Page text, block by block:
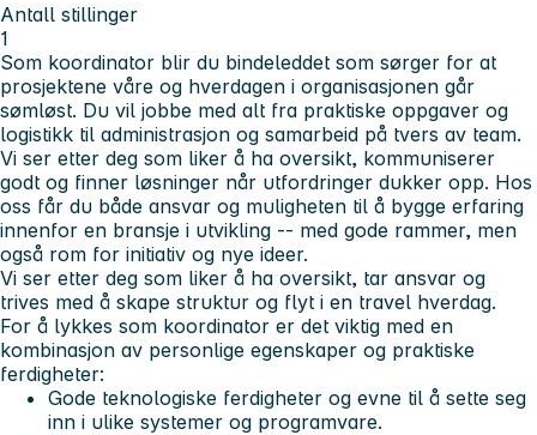
Antall stillinger
1
Som koordinator blir du bindeleddet som sørger for at
prosjektene våre og hverdagen i organisasjonen går
sømløst. Du vil jobbe med alt fra praktiske oppgaver og
logistikk til administrasjon og samarbeid på tvers av team.
Vi ser etter deg som liker å ha oversikt, kommuniserer
godt og finner løsninger når utfordringer dukker opp. Hos
oss får du både ansvar og muligheten til å bygge erfaring
innenfor en bransje i utvikling -- med gode rammer, men
også rom for initiativ og nye ideer.
Vi ser etter deg som liker å ha oversikt, tar ansvar og
trives med å skape struktur og flyt i en travel hverdag.
For å lykkes som koordinator er det viktig med en
kombinasjon av personlige egenskaper og praktiske
ferdigheter:
Gode teknologiske ferdigheter og evne til å sette seg
inn i ulike systemer og programvare.